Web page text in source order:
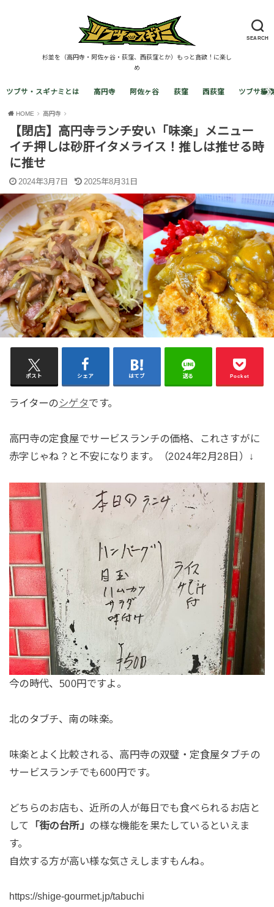
SEARCH
杉並を（高円寺・阿佐ヶ谷・荻窪、西荻窪とか）もっと貪欲！に楽し
め
ツブサ・スギナミとは 高円寺 阿佐ヶ谷 荻窪 西荻窪 ツブサ編
HOME 高円寺
【閉店】高円寺ランチ安い「味楽」メニュー
イチ押しは砂肝イタメライス！推しは推せる時
に推せ
2024年3月7日 2025年8月31日
ポスト シェア はてブ 送る Pocket
ライターのシゲタです。
高円寺の定食屋でサービスランチの価格、これさすがに
赤字じゃね？と不安になります。（2024年2月28日）↓
今の時代、500円ですよ。
北のタブチ、南の味楽。
味楽とよく比較される、高円寺の双璧・定食屋タブチの
サービスランチでも600円です。
どちらのお店も、近所の人が毎日でも食べられるお店と
して 「街の台所」 の様な機能を果たしているといえま
す。
自炊する方が高い様な気さえしますもんね。
https://shige-gourmet.jp/tabuchi